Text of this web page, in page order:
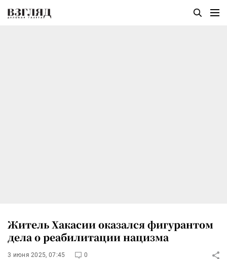
Житель Хакасии оказался фигурантом
дела о реабилитации нацизма
3 июня 2025, 07:45 0